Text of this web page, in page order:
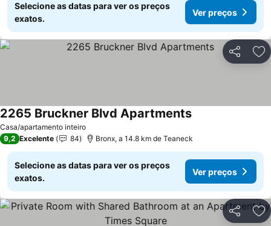
Selecione as datas para ver os preços
exatos.
Ver preços
Partilhar
Casa/apartamento inteiro
2265 Bruckner Blvd ApartmentsVer preços
9,2 Excelente 84 Bronx, a 14.8 km de Teaneck
Selecione as datas para ver os preços
exatos.
Ver preços
Partilhar